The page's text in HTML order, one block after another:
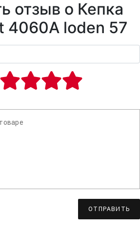
отзыв о Кепка
4060A loden 57
ОТПРАВИТЬ